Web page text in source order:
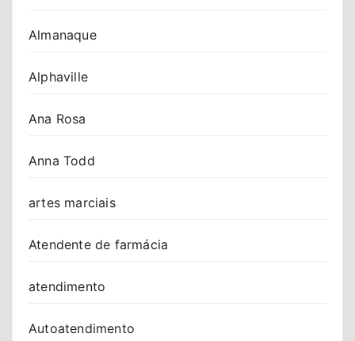
Almanaque
Alphaville
Ana Rosa
Anna Todd
artes marciais
Atendente de farmácia
atendimento
Autoatendimento